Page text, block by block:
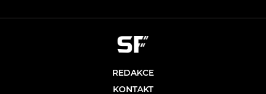
REDAKCE
KONTAKT